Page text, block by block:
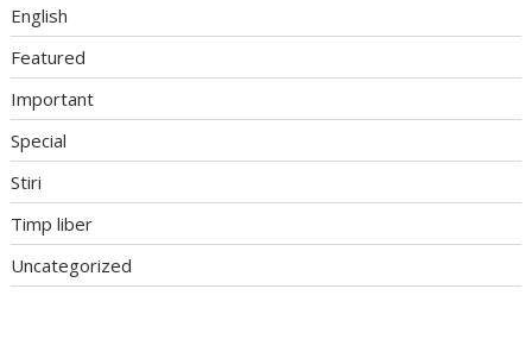
English
Featured
Important
Special
Stiri
Timp liber
Uncategorized